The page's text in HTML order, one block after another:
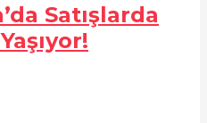
Satışlarda